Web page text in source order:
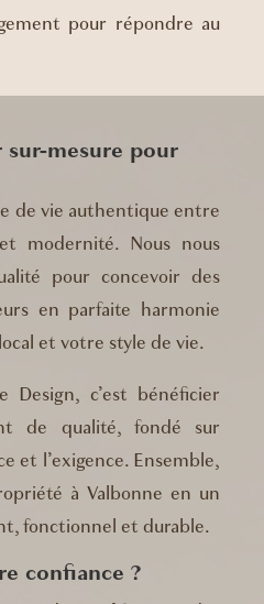
pour répondre au
sur-mesure pour
de vie authentique entre
modernité. Nous nous
pour concevoir des
en parfaite harmonie
et votre style de vie.
Design, c’est bénéficier
de qualité, fondé sur
et l’exigence. Ensemble,
à Valbonne en un
fonctionnel et durable.
confiance ?